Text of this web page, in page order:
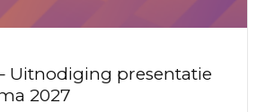
Uitnodiging presentatie
2027